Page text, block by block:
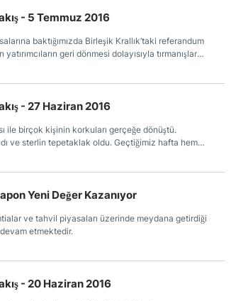
- 5 Temmuz 2016
baktığımızda Birleşik Krallık’taki referandum
geri dönmesi dolayısıyla tırmanışlar
- 27 Haziran 2016
ile birçok kişinin korkuları gerçeğe dönüştü.
ve sterlin tepetaklak oldu. Geçtiğimiz hafta hem
genel bir değerlendirme yapacağız.
Yeni Değer Kazanıyor
ve tahvil piyasaları üzerinde meydana getirdiği
etmektedir.
- 20 Haziran 2016